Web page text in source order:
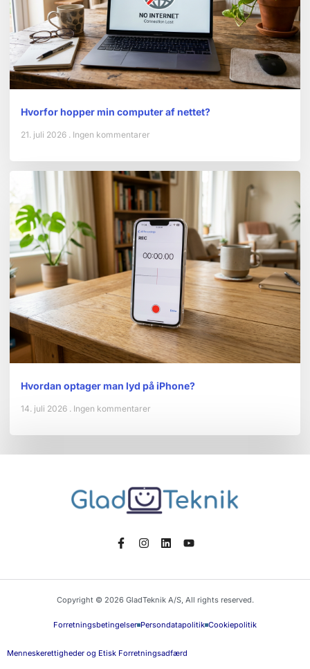
Hvorfor hopper min computer af nettet?
21. juli 2026 Ingen kommentarer
Hvordan optager man lyd på iPhone?
14. juli 2026 Ingen kommentarer
Copyright © 2026 GladTeknik A/S, All rights reserved.
Forretningsbetingelser Persondatapolitik Cookiepolitik
Menneskerettigheder og Etisk Forretningsadfærd